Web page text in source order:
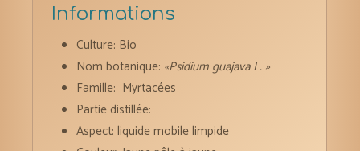
Informations
Culture: Bio
Nom botanique: «Psidium guajava L. »
Famille: Myrtacées
Partie distillée:
Aspect: liquide mobile limpide